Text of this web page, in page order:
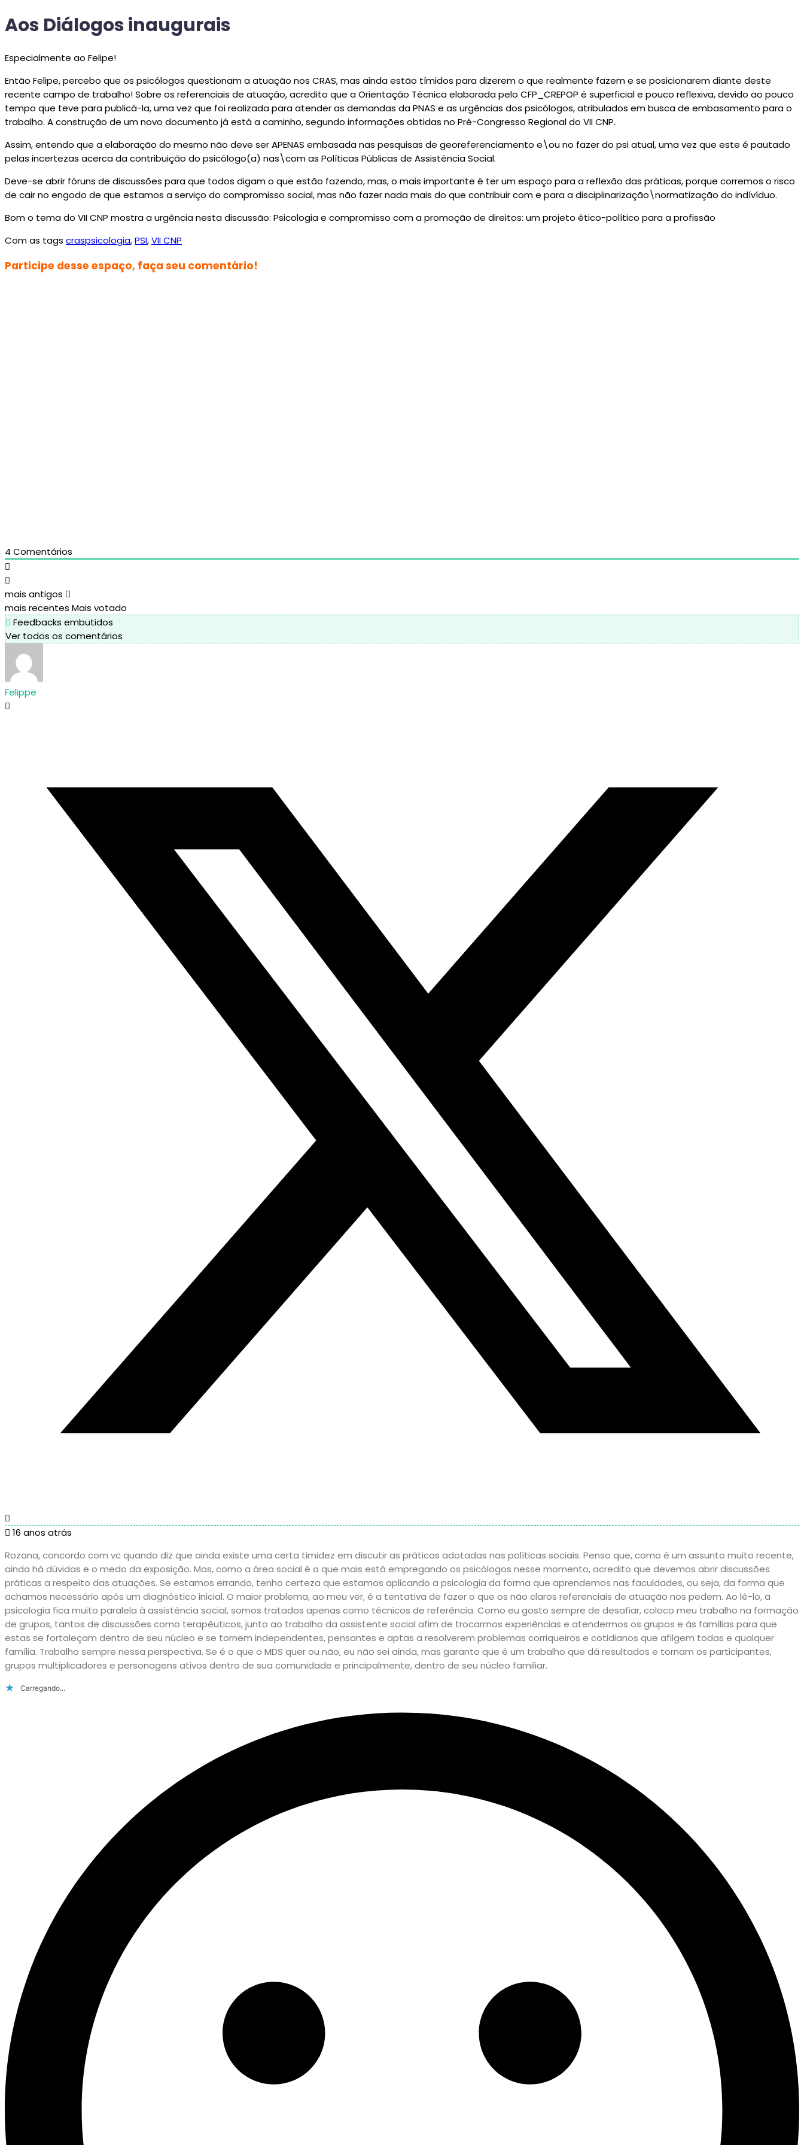
Aos Diálogos inaugurais
Especialmente ao Felipe!
Então Felipe, percebo que os psicólogos questionam a atuação nos CRAS, mas ainda estão tímidos para dizerem o que realmente fazem e se posicionarem diante deste
recente campo de trabalho! Sobre os referenciais de atuação, acredito que a Orientação Técnica elaborada pelo CFP_CREPOP é superficial e pouco reflexiva, devido ao pouco
tempo que teve para publicá-la, uma vez que foi realizada para atender as demandas da PNAS e as urgências dos psicólogos, atribulados em busca de embasamento para o
trabalho. A construção de um novo documento já está a caminho, segundo informações obtidas no Pré-Congresso Regional do VII CNP.
Assim, entendo que a elaboração do mesmo não deve ser APENAS embasada nas pesquisas de georeferenciamento e\ou no fazer do psi atual, uma vez que este é pautado
pelas incertezas acerca da contribuição do psicólogo(a) nas\com as Políticas Públicas de Assistência Social.
Deve-se abrir fóruns de discussões para que todos digam o que estão fazendo, mas, o mais importante é ter um espaço para a reflexão das práticas, porque corremos o risco
de cair no engodo de que estamos a serviço do compromisso social, mas não fazer nada mais do que contribuir com e para a disciplinarização\normatização do indívíduo.
Bom o tema do VII CNP mostra a urgência nesta discussão: Psicologia e compromisso com a promoção de direitos: um projeto ético-político para a profissão
Com as tags craspsicologia,PSI,VII CNP
Participe desse espaço, faça seu comentário!
4 Comentários
mais antigos
mais recentes Mais votado
Feedbacks embutidos
Ver todos os comentários
Felippe
16 anos atrás
Rozana, concordo com vc quando diz que ainda existe uma certa timidez em discutir as práticas adotadas nas políticas sociais. Penso que, como é um assunto muito recente,
ainda há dúvidas e o medo da exposição. Mas, como a área social é a que mais está empregando os psicólogos nesse momento, acredito que devemos abrir discussões
práticas a respeito das atuações. Se estamos errando, tenho certeza que estamos aplicando a psicologia da forma que aprendemos nas faculdades, ou seja, da forma que
achamos necessário após um diagnóstico inicial. O maior problema, ao meu ver, é a tentativa de fazer o que os não claros referenciais de atuação nos pedem. Ao lê-lo, a
psicologia fica muito paralela à assistência social, somos tratados apenas como técnicos de referência. Como eu gosto sempre de desafiar, coloco meu trabalho na formação
de grupos, tantos de discussões como terapêuticos, junto ao trabalho da assistente social afim de trocarmos experiências e atendermos os grupos e às famílias para que
estas se fortaleçam dentro de seu núcleo e se tornem independentes, pensantes e aptas a resolverem problemas corriqueiros e cotidianos que afilgem todas e qualquer
família. Trabalho sempre nessa perspectiva. Se é o que o MDS quer ou não, eu não sei ainda, mas garanto que é um trabalho que dá resultados e tornam os participantes,
grupos multiplicadores e personagens ativos dentro de sua comunidade e principalmente, dentro de seu núcleo familiar.
Carregando...